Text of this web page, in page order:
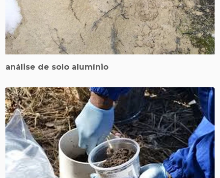
análise de solo alumínio